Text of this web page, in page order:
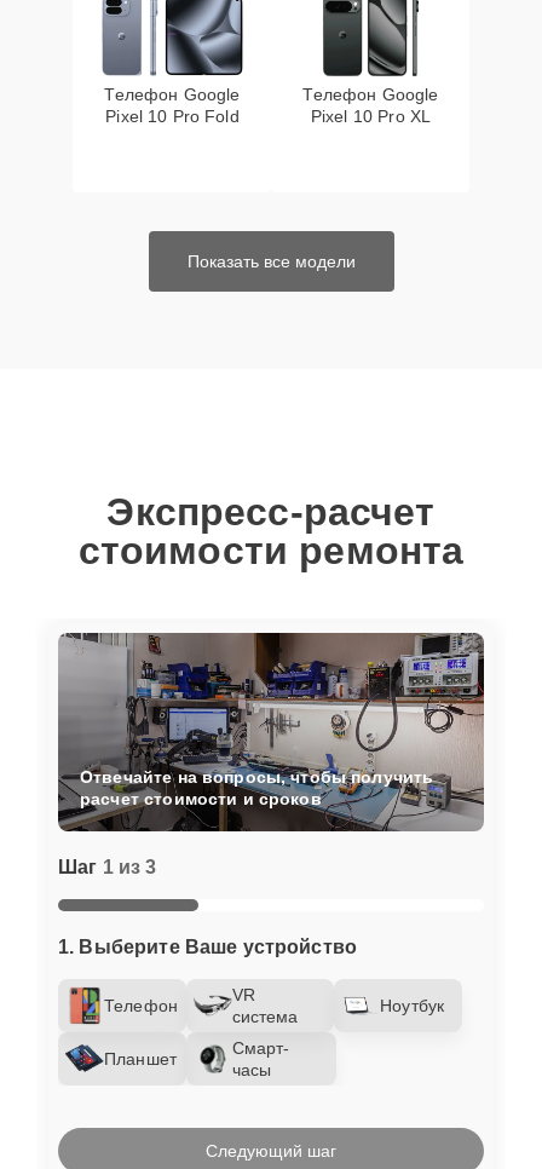
Телефон Google
Pixel 10 Pro Fold
Телефон Google
Pixel 10 Pro XL
Показать все модели
Экспресс-расчет
стоимости ремонта
Шаг 1 из 3
1. Выберите Ваше устройство
Телефон
VR
система
Ноутбук
Планшет
Смарт-
часы
Отвечайте на вопросы, чтобы получить
расчет стоимости и сроков
Следующий шаг